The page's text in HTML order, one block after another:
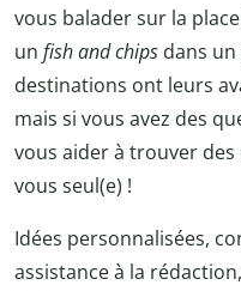
vous balader sur la
un fish and chips dans
destinations ont leurs
mais si vous avez des
vous aider à trouver
vous seul(e) !
Idées personnalisées,
assistance à la